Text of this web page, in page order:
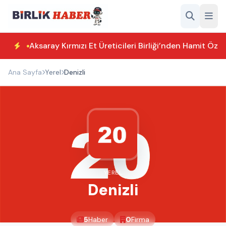
Aksaray Kırmızı Et Üreticileri Birliği’nden Hamit
Ana Sayfa Yerel Denizli
YEREL
Denizli
5Haber 0Firma